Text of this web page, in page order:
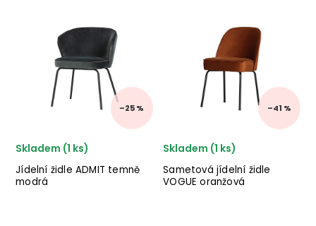
nábytku ROWICO v
provedení světle béžového
textilního
potahu a kovových nohou.
✅ krásný nábytek ✅ kvali...
nábytku BIZZOTTO v
krásném černo-bílém
provedení. ✅ krásný
nábytek ✅ kvalitní materiály
✅ nejnižší c...
–25 %
Jídelní židle ADMIT temně
modrá
Skladem (1 ks)
–41 %
Sametová jídelní židle
VOGUE oranžová
Skladem (1 ks)